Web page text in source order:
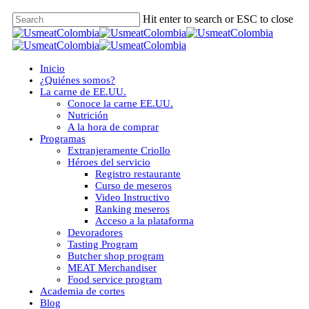
Skip
to
main
Hit enter to search or ESC to close
Close
Search
Menu
Inicio
¿Quiénes somos?
La carne de EE.UU.
Conoce la carne EE.UU.
Nutrición
A la hora de comprar
Programas
Extranjeramente Criollo
Héroes del servicio
Registro restaurante
Curso de meseros
Video Instructivo
Ranking meseros
Acceso a la plataforma
Devoradores
Tasting Program
Butcher shop program
MEAT Merchandiser
Food service program
Academia de cortes
Blog